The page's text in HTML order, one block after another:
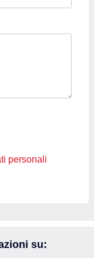
personali
su: